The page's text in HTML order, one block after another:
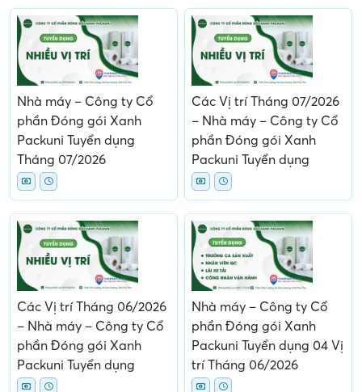
Nhà máy – Công ty Cổ
phần Đóng gói Xanh
Packuni Tuyển dụng
Tháng 07/2026
Các Vị trí Tháng 07/2026
– Nhà máy – Công ty Cổ
phần Đóng gói Xanh
Packuni Tuyển dụng
Các Vị trí Tháng 06/2026
– Nhà máy – Công ty Cổ
phần Đóng gói Xanh
Packuni Tuyển dụng
Nhà máy – Công ty Cổ
phần Đóng gói Xanh
Packuni Tuyển dụng 04 Vị
trí Tháng 06/2026